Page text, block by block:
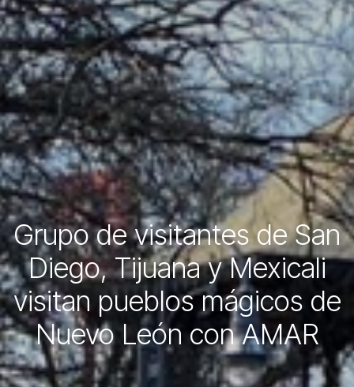
Grupo de visitantes de San
Diego, Tijuana y Mexicali
visitan pueblos mágicos de
Nuevo León con AMAR